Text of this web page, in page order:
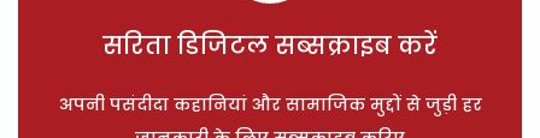
सरिता डिजिटल सब्सक्राइब करें
अपनी पसंदीदा कहानियां और सामाजिक मुद्दों से जुड़ी हर